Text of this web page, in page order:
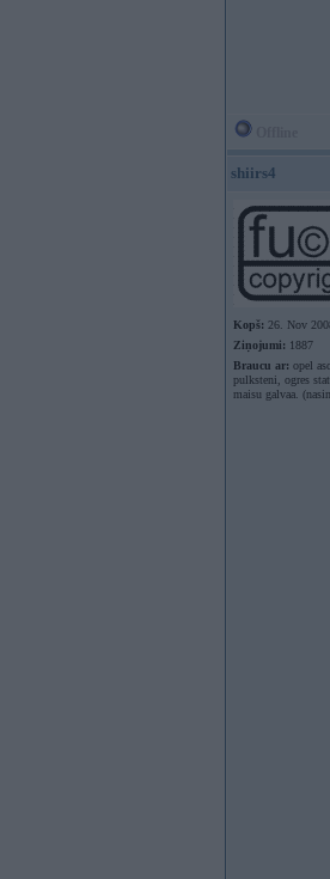
shiirs4
Kopš: 26. Nov
Ziņojumi: 1887
Braucu ar: opel
pulksteni, ogres
maisu galvaa.